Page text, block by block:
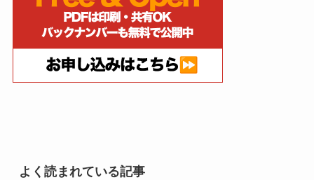
よく読まれている記事